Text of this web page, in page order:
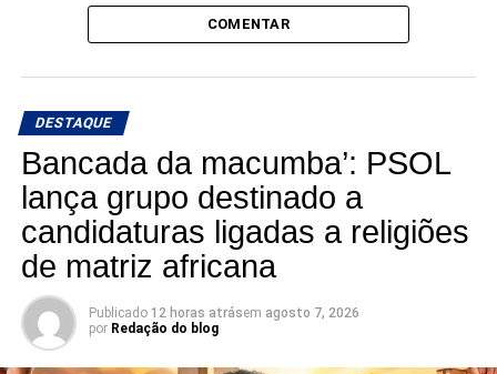
COMENTAR
DESTAQUE
Bancada da macumba’: PSOL
lança grupo destinado a
candidaturas ligadas a religiões
de matriz africana
Publicado 12 horas atrásem agosto 7, 2026
por Redação do blog